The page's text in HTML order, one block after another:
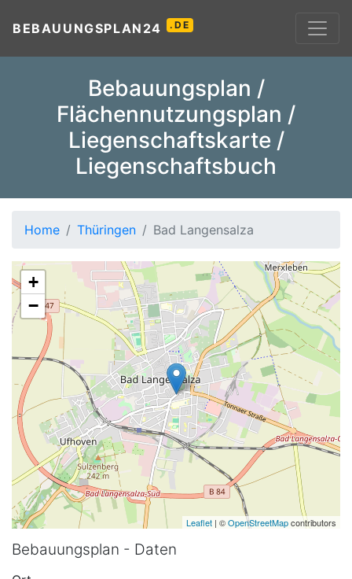
BEBAUUNGSPLAN24 .DE
Bebauungsplan /
Flächennutzungsplan /
Liegenschaftskarte /
Liegenschaftsbuch
Home Thüringen Bad Langensalza
+
−
Leaflet | ©OpenStreetMapcontributors
Bebauungsplan - Daten